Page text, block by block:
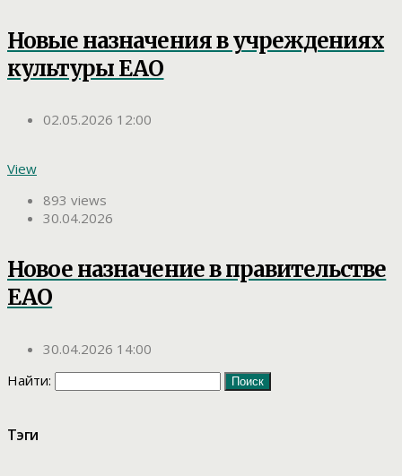
Новые назначения в учреждениях
культуры ЕАО
02.05.2026 12:00
View
893 views
30.04.2026
Новое назначение в правительстве
ЕАО
30.04.2026 14:00
Найти:
Тэги